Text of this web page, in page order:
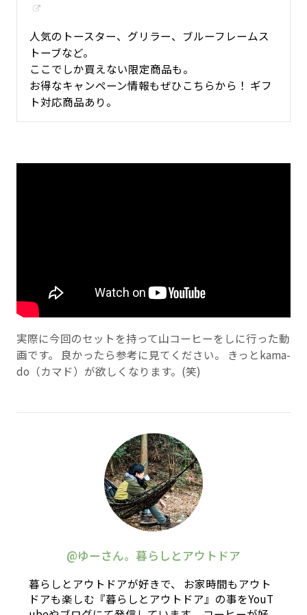
人気のトースター、グリラー、ブルーフレームス
トーブなど。
ここでしか買えない限定商品も。
お得なキャンペーン情報もぜひこちらから！ ギフ
ト対応商品あり。
実際に今回のセットを持って山コーヒーをしに行った動
画です。 良かったら参考に見てください。 きっとkama-
do（カマド）が欲しくなります。(笑)
@ゆーさん。暮らしとアウトドア
暮らしとアウトドアが好きで、 お家時間もアウト
ドアも楽しむ『暮らしとアウトドア』の事をYouT